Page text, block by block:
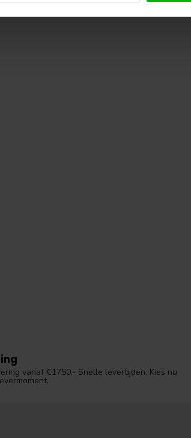
vanaf €1750,- Snelle levertijden. Kies nu